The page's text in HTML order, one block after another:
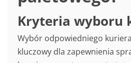
Kryteria wyboru
Wybór odpowiedniego
kluczowy dla zapewnienia